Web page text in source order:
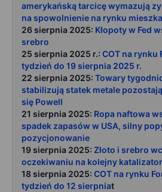
amerykańską tarcicę wymazują
na spowolnienie na rynku
26 sierpnia 2025: Kłopoty w Fed
srebro
25 sierpnia 2025 r.: COT na rynku
tydzień do 19 sierpnia 2025 r.
22 sierpnia 2025: Towary
stabilizują statek metale
się Powell
21 sierpnia 2025: Ropa naftowa
spadek zapasów w USA, silny
pozycjonowanie
19 sierpnia 2025: Złoto i srebro
oczekiwaniu na kolejny katalizator
18 sierpnia 2025: COT na rynku
tydzień do 12 sierpniat